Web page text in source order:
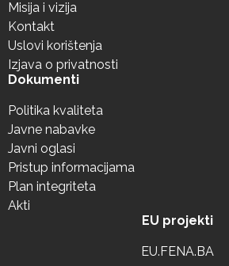
Misija i vizija
Kontakt
Uslovi korištenja
Izjava o privatnosti
Dokumenti
Politika kvaliteta
Javne nabavke
Javni oglasi
Pristup informacijama
Plan integriteta
Akti
EU projekti
EU.FENA.BA